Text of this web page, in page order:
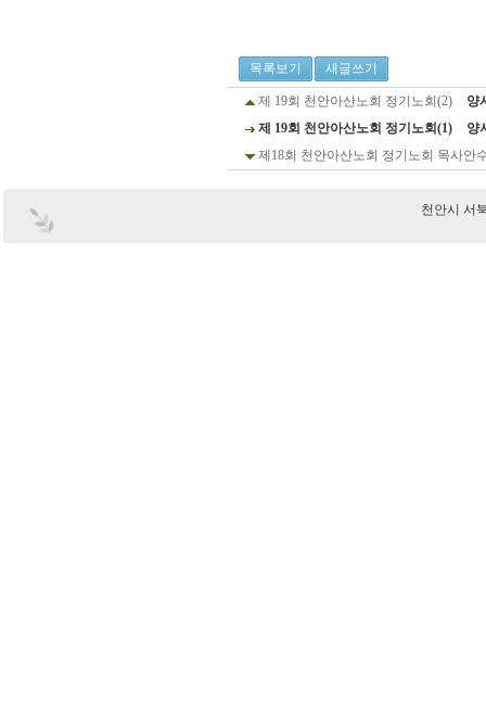
목록보기 새글쓰기
제 19회 천안아산노회 정기노회(2)
양
제 19회 천안아산노회 정기노회(1)
양
제18회 천안아산노회 정기노회 목사안
천안시 서